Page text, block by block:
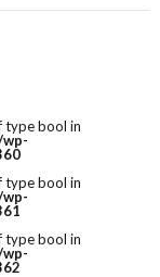
type bool in
type bool in
type bool in